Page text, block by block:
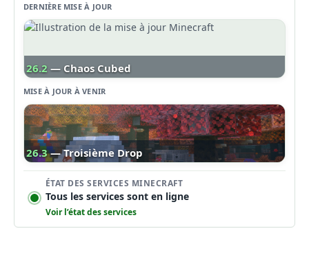
DERNIÈRE MISE À JOUR
26.2 — Chaos Cubed
MISE À JOUR À VENIR
26.3 — Troisième Drop
ÉTAT DES SERVICES MINECRAFT
Tous les services sont en ligne
Voir l’état des services